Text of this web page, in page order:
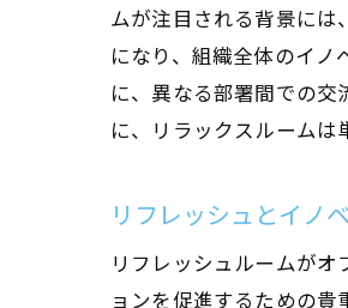
ムが注目される背景には
になり、組織全体のイ
に、異なる部署間での交
に、リラックスルームは
リフレッシュとイノ
リフレッシュルームが
ョンを促進するための